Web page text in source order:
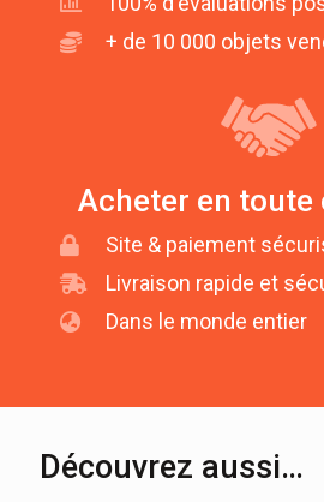
+ de 10 000 objets
Acheter en toute
Site & paiement
Livraison rapide et
Dans le monde entier
Découvrez aussi…